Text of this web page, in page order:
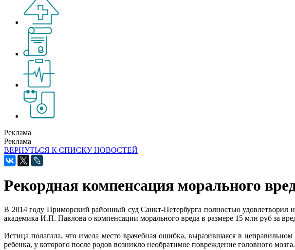
Реклама
Реклама
ВЕРНУТЬСЯ К СПИСКУ НОВОСТЕЙ
Рекордная компенсация морального
В 2014 году Приморский районный суд Санкт-Петербурга полностью удовлетворил
академика И.П. Павлова о компенсации морального вреда в размере 15 млн руб за
Истица полагала, что имела место врачебная ошибка, выразившаяся в
ребенка, у которого после родов возникло необратимое повреждение головного